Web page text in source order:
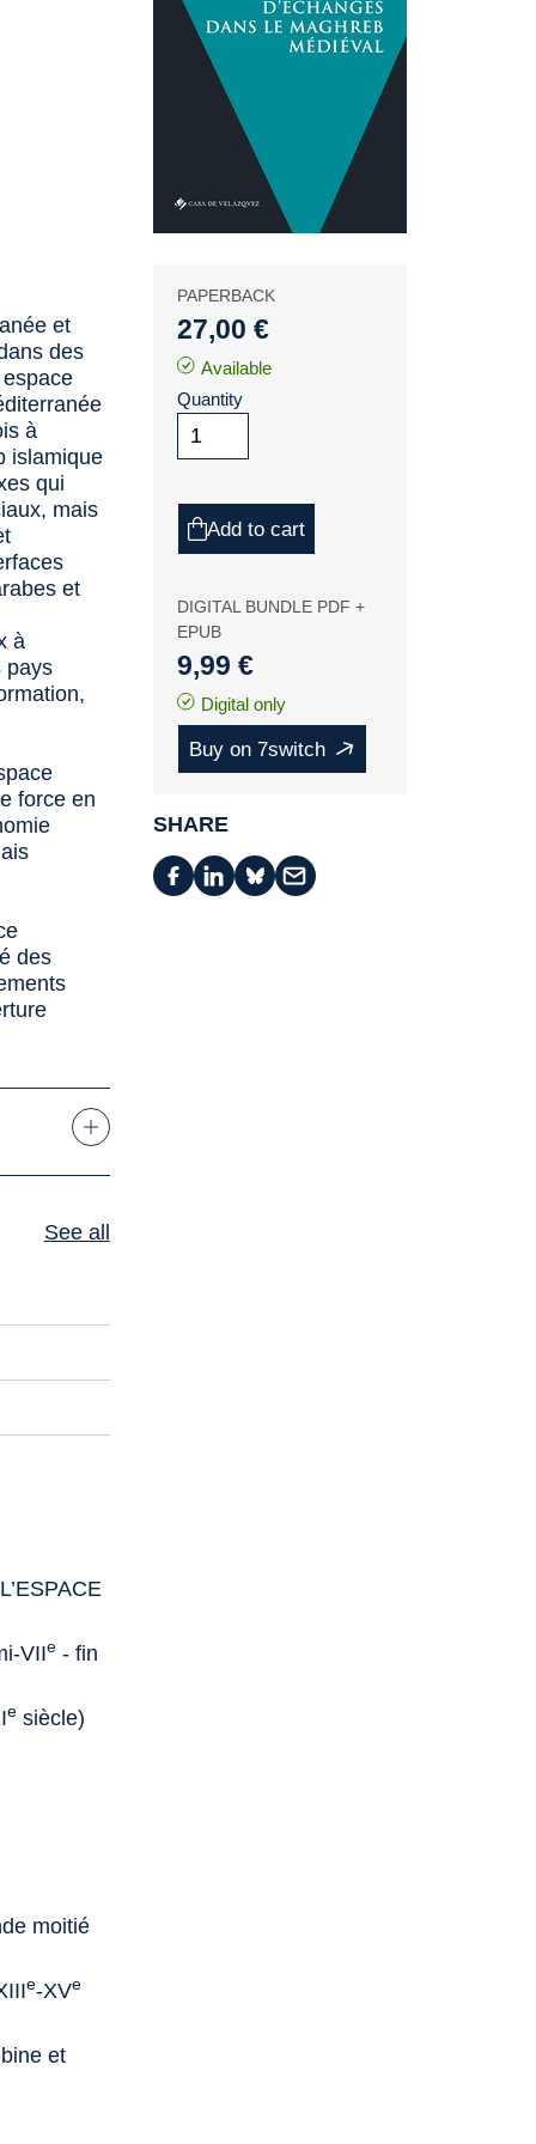
et
des
à
islamique
qui
mais
et
à
pays
force en
des
See all
VIIe - fin
e siècle)
moitié
e-XVe
et
PAPERBACK
27,00 €
Available
Quantity
Add to cart
DIGITAL BUNDLE PDF +
EPUB
9,99 €
Digital only
Buy on 7switch
SHARE